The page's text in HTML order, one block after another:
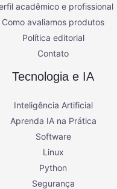
acadêmico e profissional
Como avaliamos produtos
Política editorial
Contato
Tecnologia e IA
Inteligência Artificial
Aprenda IA na Prática
Software
Linux
Python
Segurança